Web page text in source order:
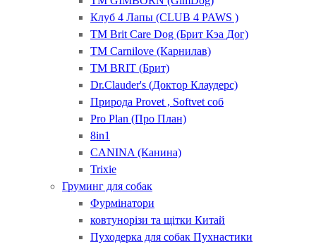
Клуб 4 Лапы (CLUB 4 PAWS )
ТМ Brit Care Dog (Брит Кэа Дог)
ТМ Carnilove (Карнилав)
ТМ BRIT (Брит)
Dr.Clauder's (Доктор Клаудерс)
Природа Provet , Softvet соб
Pro Plan (Про План)
8in1
CANINA (Канина)
Trixie
Груминг для собак
Фурмінатори
ковтунорізи та щітки Китай
Пуходерка для собак Пухнастики